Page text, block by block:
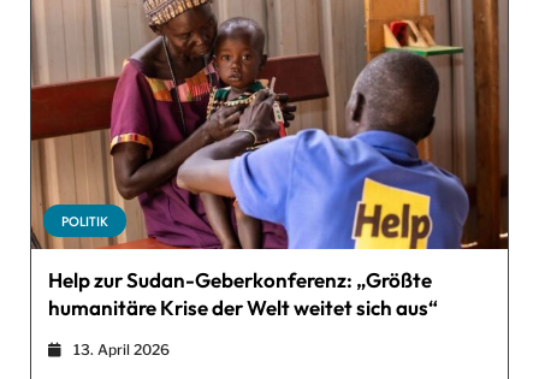
POLITIK
Help zur Sudan-Geberkonferenz: „Größte
humanitäre Krise der Welt weitet sich aus“
13. April 2026